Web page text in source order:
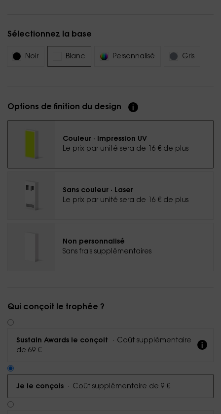
Sélectionnez la base
Noir Blanc Personnalisé Gris
Options de finition du design
Couleur · Impression UV
Le prix par unité sera de 16 € de plus
Sans couleur · Laser
Le prix par unité sera de 16 € de plus
Non personnalisé
Sans frais supplémentaires
Qui conçoit le trophée ?
Sustain Awards le conçoit · Coût supplémentaire
de 69 €
Je le conçois · Coût supplémentaire de 9 €